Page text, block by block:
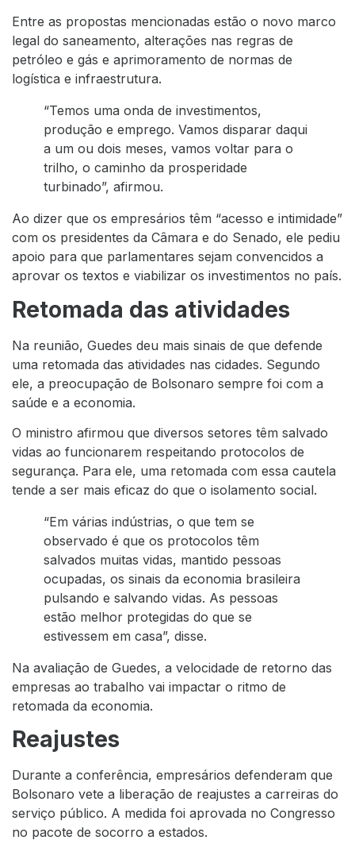
Entre as propostas mencionadas estão o novo marco
legal do saneamento, alterações nas regras de
petróleo e gás e aprimoramento de normas de
logística e infraestrutura.
“Temos uma onda de investimentos,
produção e emprego. Vamos disparar daqui
a um ou dois meses, vamos voltar para o
trilho, o caminho da prosperidade
turbinado”, afirmou.
Ao dizer que os empresários têm “acesso e intimidade”
com os presidentes da Câmara e do Senado, ele pediu
apoio para que parlamentares sejam convencidos a
aprovar os textos e viabilizar os investimentos no país.
Retomada das atividades
Na reunião, Guedes deu mais sinais de que defende
uma retomada das atividades nas cidades. Segundo
ele, a preocupação de Bolsonaro sempre foi com a
saúde e a economia.
O ministro afirmou que diversos setores têm salvado
vidas ao funcionarem respeitando protocolos de
segurança. Para ele, uma retomada com essa cautela
tende a ser mais eficaz do que o isolamento social.
“Em várias indústrias, o que tem se
observado é que os protocolos têm
salvados muitas vidas, mantido pessoas
ocupadas, os sinais da economia brasileira
pulsando e salvando vidas. As pessoas
estão melhor protegidas do que se
estivessem em casa”, disse.
Na avaliação de Guedes, a velocidade de retorno das
empresas ao trabalho vai impactar o ritmo de
retomada da economia.
Reajustes
Durante a conferência, empresários defenderam que
Bolsonaro vete a liberação de reajustes a carreiras do
serviço público. A medida foi aprovada no Congresso
no pacote de socorro a estados.